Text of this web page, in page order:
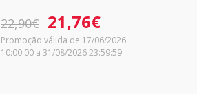
22,90€ 21,76€
Promoção válida de 17/06/2026
10:00:00 a 31/08/2026 23:59:59